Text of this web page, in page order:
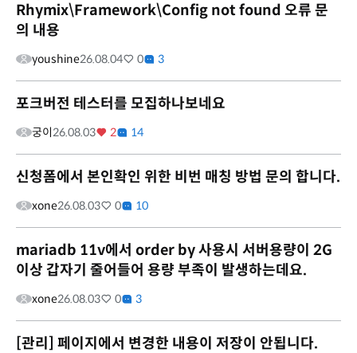
Rhymix\Framework\Config not found 오류 문
의 내용
youshine26.08.04 0 3
포크버전 테스터를 모집하나보네요
궁이26.08.03 2 14
신청폼에서 본인확인 위한 비번 매칭 방법 문의 합니다.
xone26.08.03 0 10
mariadb 11v에서 order by 사용시 서버용량이 2G
이상 갑자기 줄어들어 용량 부족이 발생하는데요.
xone26.08.03 0 3
[관리] 페이지에서 변경한 내용이 저장이 안됩니다.